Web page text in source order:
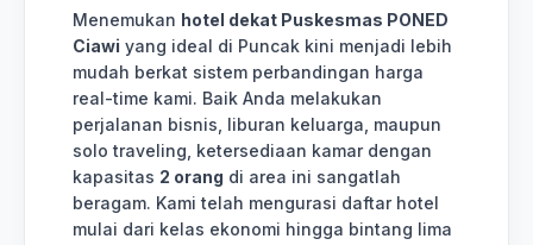
Menemukan hotel dekat Puskesmas PONED
Ciawi yang ideal di Puncak kini menjadi lebih
mudah berkat sistem perbandingan harga
real-time kami. Baik Anda melakukan
perjalanan bisnis, liburan keluarga, maupun
solo traveling, ketersediaan kamar dengan
kapasitas 2 orang di area ini sangatlah
beragam. Kami telah mengurasi daftar hotel
mulai dari kelas ekonomi hingga bintang lima